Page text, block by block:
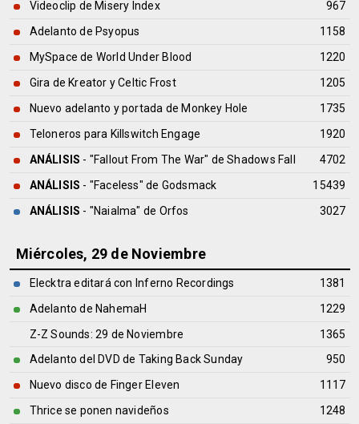
Videoclip de Misery Index
967
Adelanto de Psyopus
1158
MySpace de World Under Blood
1220
Gira de Kreator y Celtic Frost
1205
Nuevo adelanto y portada de Monkey Hole
1735
Teloneros para Killswitch Engage
1920
ANÁLISIS - "Fallout From The War" deShadows Fall
4702
ANÁLISIS - "Faceless" de Godsmack
15439
ANÁLISIS - "Naialma" de Orfos 3027
Miércoles, 29 de Noviembre
Elecktra editará con Inferno Recordings
1381
Adelanto de NahemaH
1229
Z-Z Sounds: 29 de Noviembre
1365
Adelanto del DVD de Taking Back Sunday
950
Nuevo disco de Finger Eleven
1117
Thrice se ponen navideños
1248